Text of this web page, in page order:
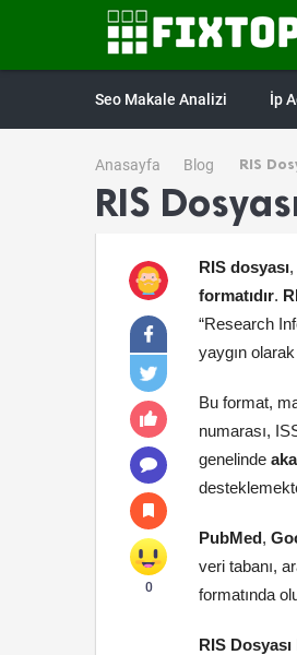
Seo Makale Analizi İp
Anasayfa Blog RIS
RIS
0
RIS dosyası
formatıdır.
“Research
yaygın
Bu format,
numarası,
genelinde
PubMed,
veri tabanı,
formatında
RIS